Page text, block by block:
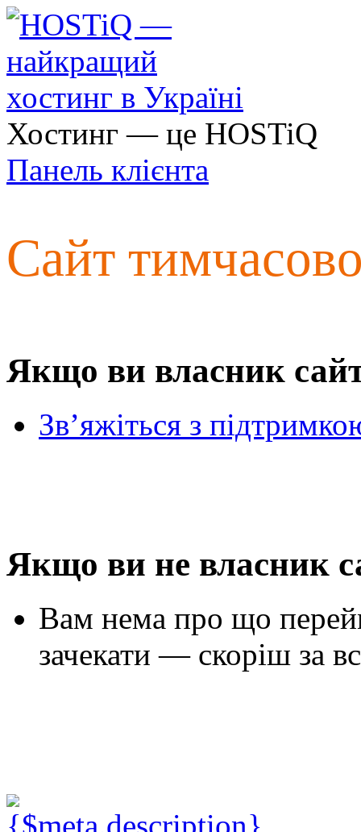
Хостинг — це HOSTiQ
Панель клієнта
Сайт
Якщо ви власник
Зв’яжіться з
Якщо ви не власник
Вам нема про що
зачекати — скоріш за